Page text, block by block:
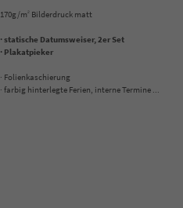
170g/m2 Bilderdruck matt
· statische Datumsweiser, 2er Set
· Plakatpieker
· Folienkaschierung
· farbig hinterlegte Ferien, interne Termine ...